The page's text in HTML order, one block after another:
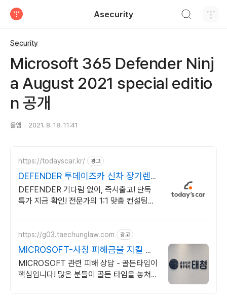
Asecurity
Security
Microsoft 365 Defender Ninj
a August 2021 special editio
n 공개
올엠 2021. 8. 18. 11:41
https://todayscar.kr/ 광고
DEFENDER 투데이즈카 신차 장기렌
트 특가
DEFENDER 기다림 없이, 즉시출고! 단독
특가 지금 확인! 전문가의 1:1 맞춤 컨설팅으
https://g03.taechunglaw.com 광고
MICROSOFT-사칭 피해금을 지킬 마
지막 기회
MICROSOFT 관련 피해 상담 - 골든타임이
핵심입니다! 많은 분들이 골든 타임을 놓쳐